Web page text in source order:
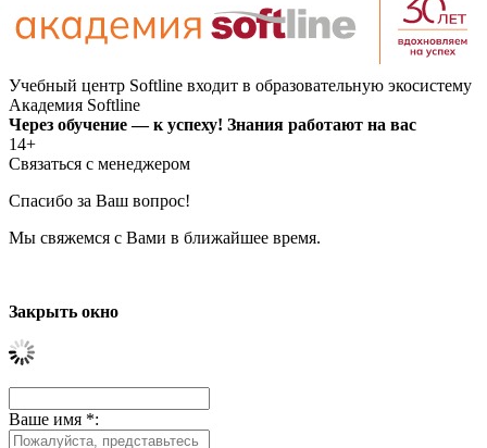
Учебный центр Softline входит в образовательную экосистему
Академия Softline
Через обучение — к успеху! Знания работают на вас
14+
Связаться с менеджером
Спасибо за Ваш вопрос!
Мы свяжемся с Вами в ближайшее время.
Закрыть окно
Ваше имя *: